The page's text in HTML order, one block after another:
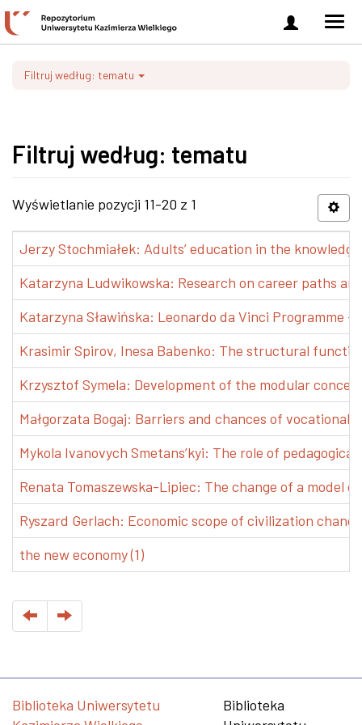
Zaloguj
się
Filtruj według: tematu
Filtruj według: tematu
Wyświetlanie pozycji 11-20 z 1
Jerzy Stochmiałek: Adults’ education in the
Katarzyna Ludwikowska: Research on career paths
Katarzyna Sławińska: Leonardo da Vinci Programme
Krasimir Spirov, Inesa Babenko: The structural
Krzysztof Symela: Development of the modular
Małgorzata Bogaj: Barriers and chances of vocational
Mykola Ivanovych Smetans’kyi: The role of
Renata Tomaszewska-Lipiec: The change of a model
Ryszard Gerlach: Economic scope of civilization
the new economy (1)
Biblioteka Uniwersytetu
Biblioteka